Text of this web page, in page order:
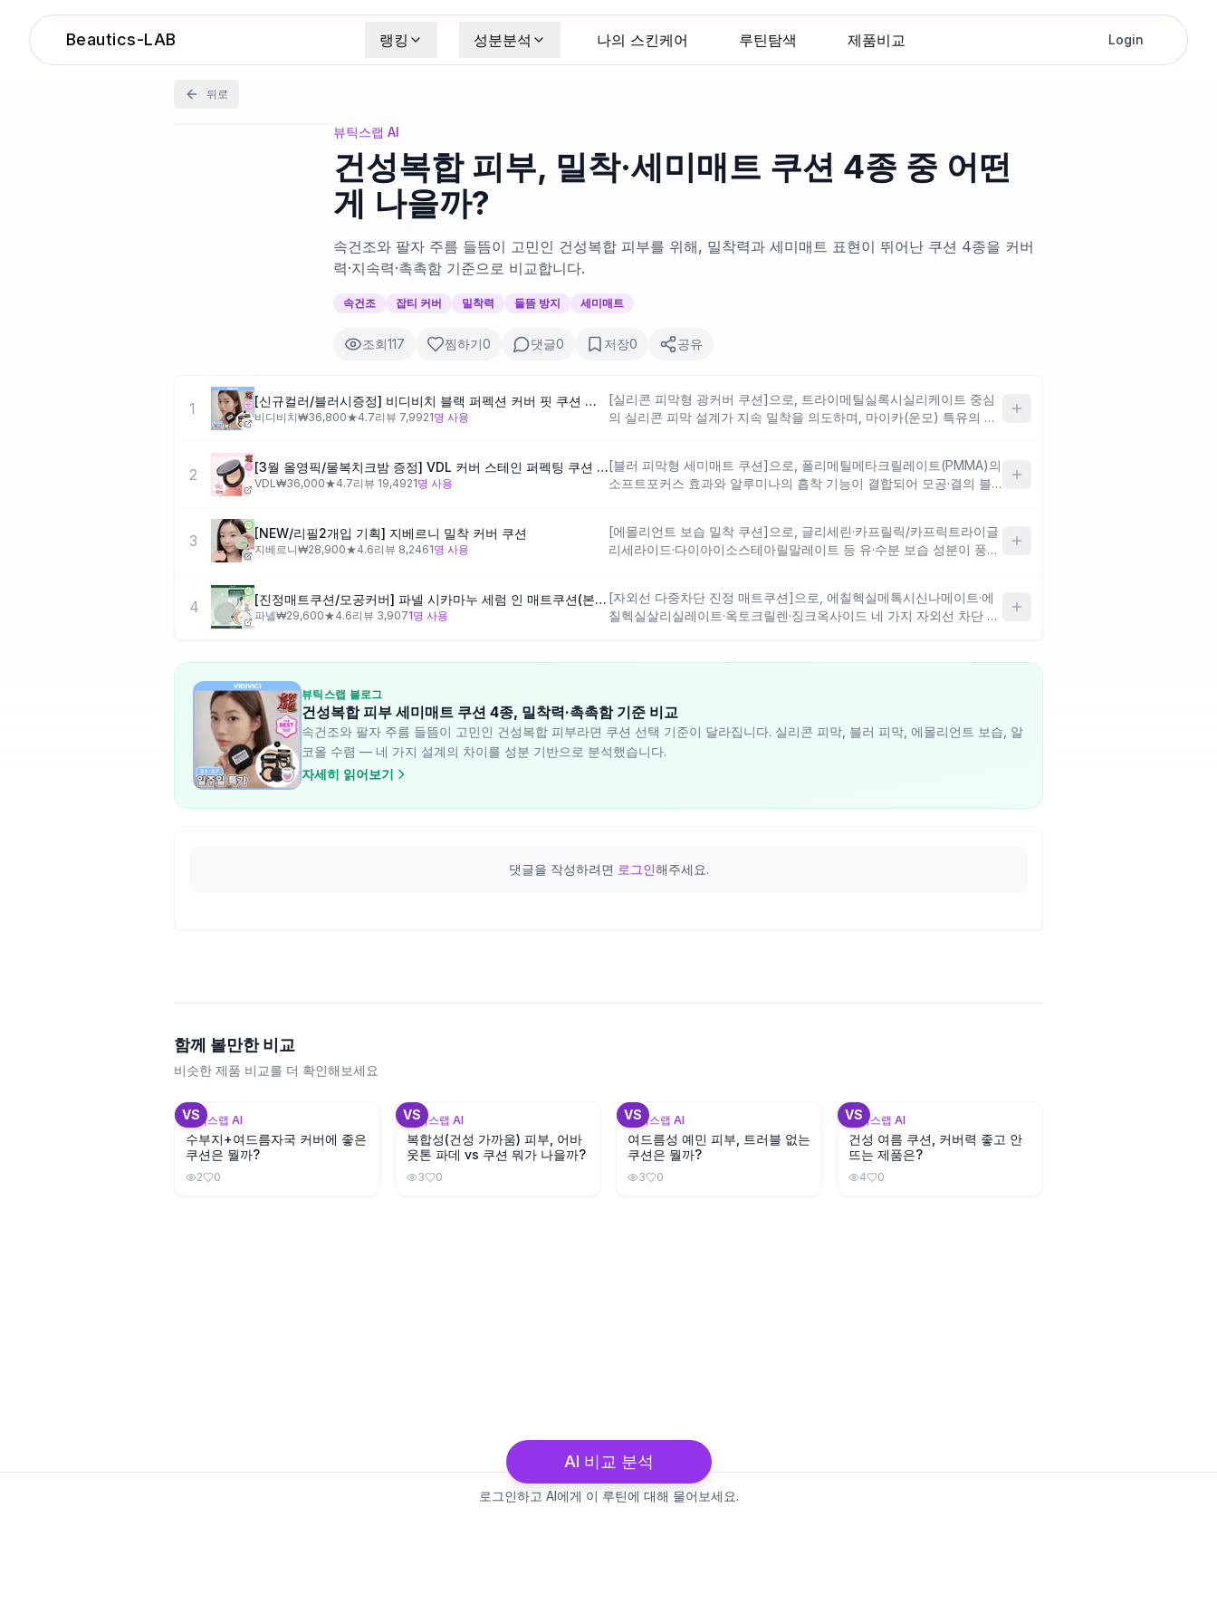
Beautics-LAB 랭킹 성분분석 나의 스킨케어 루틴탐색 제품비교 Login
뒤로
뷰틱스랩 AI
건성복합 피부, 밀착·세미매트 쿠션 4종 중 어떤
게 나을까?
속건조와 팔자 주름 들뜸이 고민인 건성복합 피부를 위해, 밀착력과 세미매트 표현이 뛰어난 쿠션 4종을 커버
력·지속력·촉촉함 기준으로 비교합니다.
속건조 잡티 커버 밀착력 들뜸 방지 세미매트
조회117 찜하기0 댓글0 저장0 공유
1 [신규컬러/블러시증정] 비디비치 블랙 퍼펙션 커버 핏 쿠션 기획 (본품+리필+블러시)
비디비치₩36,800★4.7리뷰 7,9921명 사용
[실리콘 피막형 광커버 쿠션]으로, 트라이메틸실록시실리케이트 중심
의 실리콘 피막 설계가 지속 밀착을 의도하며, 마이카(운모) 특유의 윤
설계라 속건조가 있는 건조 부위의 들뜸에는 한계가 있을 수 있어요.
2 [3월 올영픽/물복치크밤 증정] VDL 커버 스테인 퍼펙팅 쿠션 기획 (본품+리필+키링 파우치)
VDL₩36,000★4.7리뷰 19,4921명 사용
[블러 피막형 세미매트 쿠션]으로, 폴리메틸메타크릴레이트(PMMA)의
소프트포커스 효과와 알루미나의 흡착 기능이 결합되어 모공·결의 블러
며, 잡티 커버와 자연스러운 매트 마무리를 원하는 분에게 방향이 맞는
설계예요. 다만 보습 성분 구성이 제한적이어서 속건조가 있는 건조 부
3 [NEW/리필2개입 기획] 지베르니 밀착 커버 쿠션
지베르니₩28,900★4.6리뷰 8,2461명 사용
[에몰리언트 보습 밀착 쿠션]으로, 글리세린·카프릴릭/카프릭트라이글
리세라이드·다이아이소스테아릴말레이트 등 유·수분 보습 성분이 풍부
무리 설계에 포함되어 있어 세미매트 선호 시 파우더 마무리가 필수적
이며, T존에서는 에몰리언트 성분 특성상 유분감이 지속력에 영향을 줄
4 [진정매트쿠션/모공커버] 파넬 시카마누 세럼 인 매트쿠션(본품+리필)
파넬₩29,600★4.6리뷰 3,9071명 사용
[자외선 다중차단 진정 매트쿠션]으로, 에칠헥실메톡시신나메이트·에
칠헥실살리실레이트·옥토크릴렌·징크옥사이드 네 가지 자외선 차단 필
뷰틱스랩 블로그
건성복합 피부 세미매트 쿠션 4종, 밀착력·촉촉함 기준 비교
속건조와 팔자 주름 들뜸이 고민인 건성복합 피부라면 쿠션 선택 기준이 달라집니다. 실리콘 피막, 블러 피막, 에몰리언트 보습, 알
코올 수렴 — 네 가지 설계의 차이를 성분 기반으로 분석했습니다.
자세히 읽어보기
댓글을 작성하려면 로그인해주세요.
함께 볼만한 비교
비슷한 제품 비교를 더 확인해보세요
VS
뷰틱스랩 AI
수부지+여드름자국 커버에 좋은
쿠션은 뭘까?
2 0
VS
뷰틱스랩 AI
복합성(건성 가까움) 피부, 어바
웃톤 파데 vs 쿠션 뭐가 나을까?
3 0
VS
뷰틱스랩 AI
여드름성 예민 피부, 트러블 없는
쿠션은 뭘까?
3 0
VS
뷰틱스랩 AI
건성 여름 쿠션, 커버력 좋고 안
뜨는 제품은?
4 0
로그인하고 AI에게 이 루틴에 대해 물어보세요.
AI 비교 분석